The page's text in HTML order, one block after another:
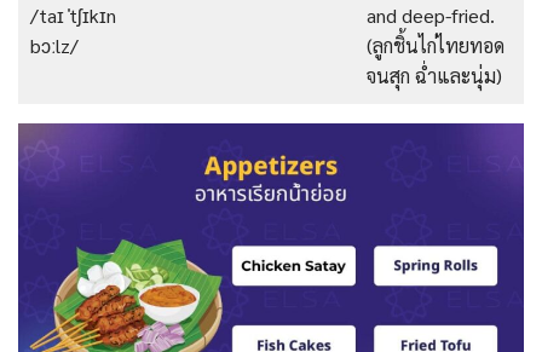
/taɪ ˈtʃɪkɪn
bɔːlz/
and deep-fried.
(ลูกชิ้นไก่ไทยทอด
จนสุก ฉ่ำและนุ่ม)